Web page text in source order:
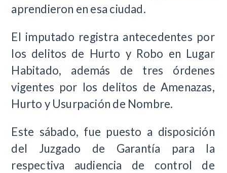
aprendieron en esa ciudad.
El imputado registra antecedentes por
los delitos de Hurto y Robo en Lugar
Habitado, además de tres órdenes
vigentes por los delitos de Amenazas,
Hurto y Usurpación de Nombre.
Este sábado, fue puesto a disposición
del Juzgado de Garantía para la
respectiva audiencia de control de